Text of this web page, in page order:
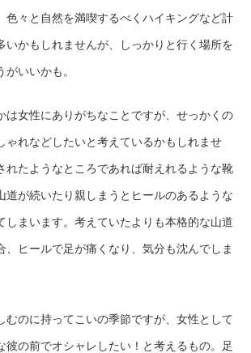
色々と自然を満喫するべくハイキングなど計
いかもしれませんが、しっかりと行く場所を
いいかも。
は女性にありがちなことですが、せっかくの
ゃれなどしたいと考えているかもしれませ
れたようなところであれば耐えれるような靴
道が続いたり親しまうとヒールのあるような
しまいます。考えていたよりも本格的な山道
、ヒールで足が痛くなり、気分も沈んでしま
むのに持ってこいの季節ですが、女性として
彼の前でオシャレしたい！と考えるもの。足